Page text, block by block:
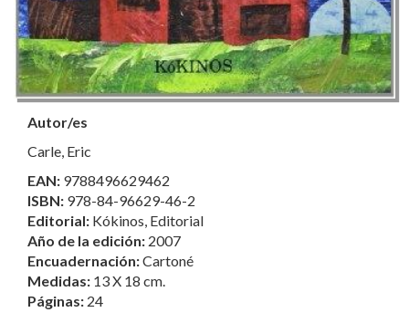
Autor/es
Carle, Eric
EAN: 9788496629462
ISBN: 978-84-96629-46-2
Editorial: Kókinos, Editorial
Año de la edición: 2007
Encuadernación:Cartoné
Medidas: 13 X 18 cm.
Páginas: 24